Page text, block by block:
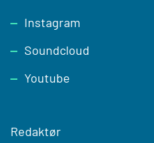
Instagram
Soundcloud
Youtube
Redaktør